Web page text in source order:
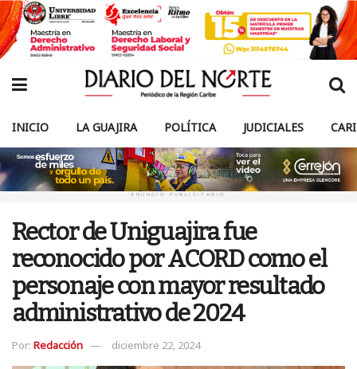
INICIO LA GUAJIRA POLÍTICA JUDICIALES
ANUNCIO PUBLICITARIO
Rector de Uniguajira fue
reconocido por ACORD como el
personaje con mayor resultado
administrativo de 2024
Por: Redacción diciembre 22, 2024